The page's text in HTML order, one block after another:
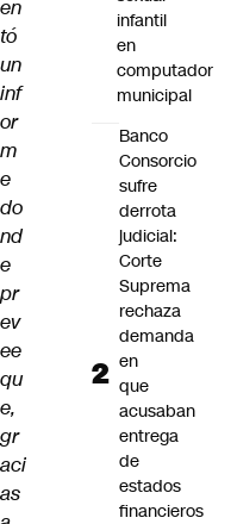
en
tó
un
inf
or
m
e
do
nd
e
pr
ev
ee
qu
e,
gr
aci
as
infantil
en
computador
municipal
Banco
Consorcio
sufre
derrota
judicial:
Corte
Suprema
rechaza
demanda
en
que
acusaban
entrega
de
estados
financieros